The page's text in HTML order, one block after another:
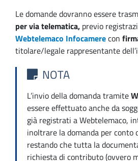
Le domande dovranno essere
per via telematica, previo
Webtelemaco Infocamerecon
titolare/legale rappresentante
NOTA
L’invio della domanda tramite
essere effettuato anche da
già registrati a Webtelemaco,
inoltrare la domanda per conto
restando che tutta la
richiesta di contributo (ovvero